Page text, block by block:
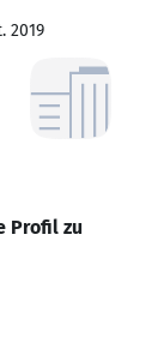
2019
Profil zu